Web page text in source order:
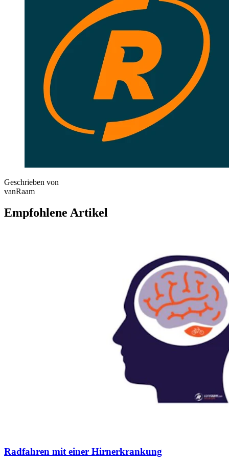
Geschrieben von
vanRaam
Empfohlene Artikel
Radfahren mit einer Hirnerkrankung